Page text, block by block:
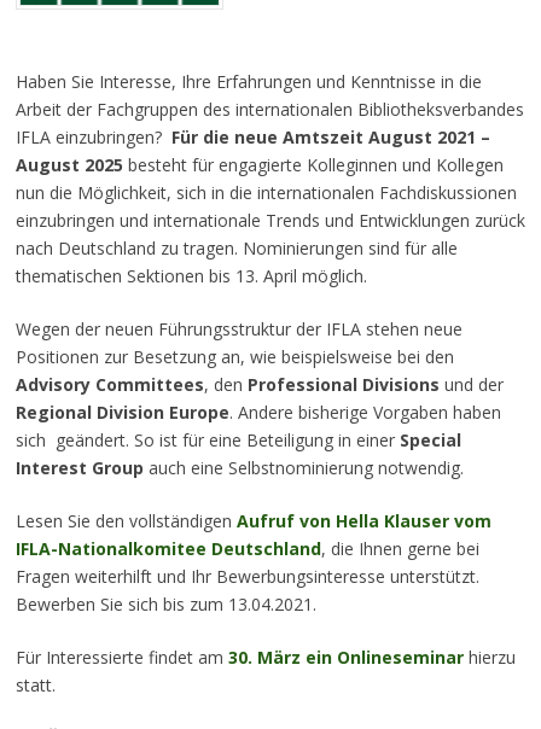
Haben Sie Interesse, Ihre Erfahrungen und Kenntnisse in die
Arbeit der Fachgruppen des internationalen Bibliotheksverbandes
IFLA einzubringen? Für die neue Amtszeit August 2021 –
August 2025 besteht für engagierte Kolleginnen und Kollegen
nun die Möglichkeit, sich in die internationalen Fachdiskussionen
einzubringen und internationale Trends und Entwicklungen zurück
nach Deutschland zu tragen. Nominierungen sind für alle
thematischen Sektionen bis 13. April möglich.
Wegen der neuen Führungsstruktur der IFLA stehen neue
Positionen zur Besetzung an, wie beispielsweise bei den
Advisory Committees, den Professional Divisions und der
Regional Division Europe. Andere bisherige Vorgaben haben
sich geändert. So ist für eine Beteiligung in einer Special
Interest Group auch eine Selbstnominierung notwendig.
Lesen Sie den vollständigen Aufruf von Hella Klauser vom
IFLA-Nationalkomitee Deutschland, die Ihnen gerne bei
Fragen weiterhilft und Ihr Bewerbungsinteresse unterstützt.
Bewerben Sie sich bis zum 13.04.2021.
Für Interessierte findet am 30. März ein Onlineseminarhierzu
statt.